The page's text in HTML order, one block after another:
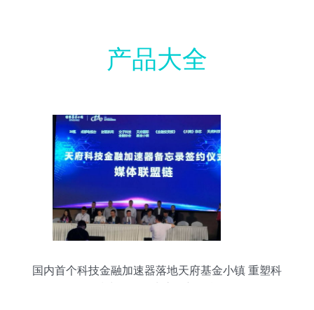
产品大全
国内首个科技金融加速器落地天府基金小镇 重塑科